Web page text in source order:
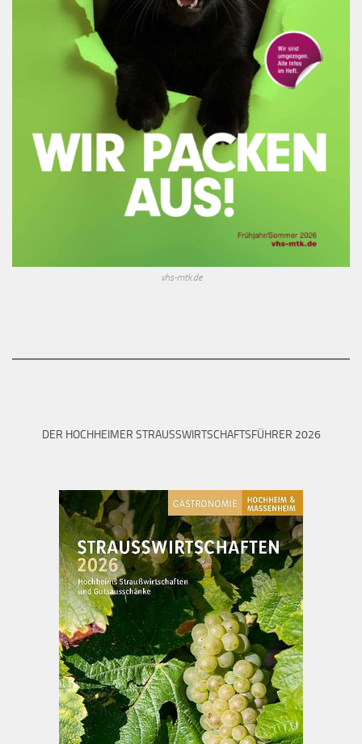
vhs-mtk.de
DER HOCHHEIMER STRAUSSWIRTSCHAFTSFÜHRER 2026